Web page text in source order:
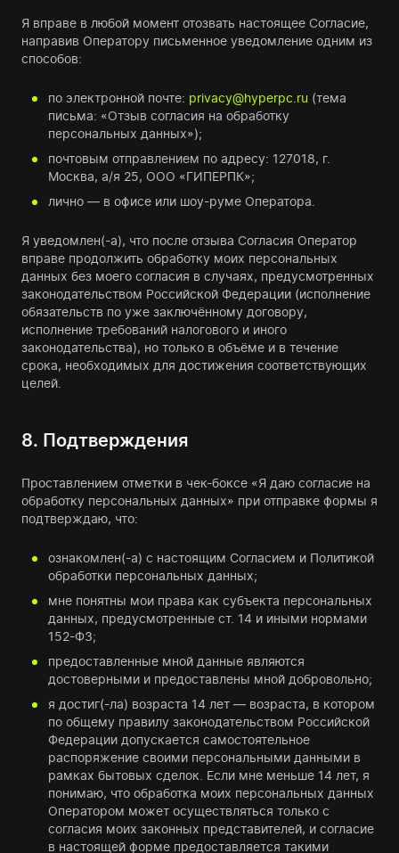
Я вправе в любой момент отозвать настоящее Согласие,
направив Оператору письменное уведомление одним из
способов:
по электронной почте: privacy@hyperpc.ru (тема
письма: «Отзыв согласия на обработку
персональных данных»);
почтовым отправлением по адресу: 127018, г.
Москва, а/я 25, ООО «ГИПЕРПК»;
лично — в офисе или шоу-руме Оператора.
Я уведомлен(-а), что после отзыва Согласия Оператор
вправе продолжить обработку моих персональных
данных без моего согласия в случаях, предусмотренных
законодательством Российской Федерации (исполнение
обязательств по уже заключённому договору,
исполнение требований налогового и иного
законодательства), но только в объёме и в течение
срока, необходимых для достижения соответствующих
целей.
8. Подтверждения
Проставлением отметки в чек-боксе «Я даю согласие на
обработку персональных данных» при отправке формы я
подтверждаю, что:
ознакомлен(-а) с настоящим Согласием и Политикой
обработки персональных данных;
мне понятны мои права как субъекта персональных
данных, предусмотренные ст. 14 и иными нормами
152-ФЗ;
предоставленные мной данные являются
достоверными и предоставлены мной добровольно;
я достиг(-ла) возраста 14 лет — возраста, в котором
по общему правилу законодательством Российской
Федерации допускается самостоятельное
распоряжение своими персональными данными в
рамках бытовых сделок. Если мне меньше 14 лет, я
понимаю, что обработка моих персональных данных
Оператором может осуществляться только с
согласия моих законных представителей, и согласие
в настоящей форме предоставляется такими